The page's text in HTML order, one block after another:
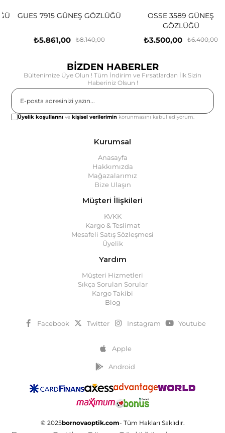
GUES 7915 GÜNEŞ GÖZLÜĞÜ
₺5.861,00 ₺8.140,00
OSSE 3589 GÜNEŞ
GÖZLÜĞÜ
₺3.500,00 ₺6.400,00
BİZDEN HABERLER
Bültenimize Üye Olun ! Tüm İndirim ve Fırsatlardan İlk Sizin
Haberiniz Olsun !
Üyelik koşullarını vekişisel verilerimin korunmasını kabul ediyorum.
Kurumsal
Anasayfa
Hakkımızda
Mağazalarımız
Bize Ulaşın
Müşteri İlişkileri
KVKK
Kargo & Teslimat
Mesafeli Satış Sözleşmesi
Üyelik
Yardım
Müşteri Hizmetleri
Sıkça Sorulan Sorular
Kargo Takibi
Blog
Facebook Twitter Instagram Youtube
Apple
Android
© 2025bornovaoptik.com- Tüm Hakları Saklıdır.